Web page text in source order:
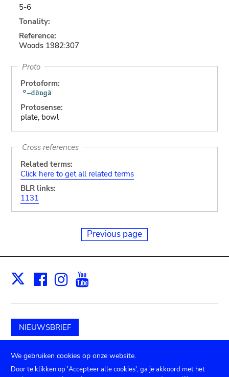
5-6
Tonality:
Reference:
Woods 1982:307
Proto
Protoform:
Protosense:
plate, bowl
Cross references
Related terms:
Click here to get all related terms
BLR links:
1131
Previous page
X Facebook
Instagram
NIEUWSBRIEF
Schenk aan het museum
We gebruiken cookies op onze website.
Door te klikken op 'Accepteer alle cookies', ga je akkoord met het